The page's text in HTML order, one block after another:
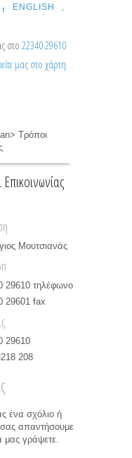
στο 22340 29610
μας στο χάρτη
ENGLISH
Μουτσιανάς
29610 τηλέφωνο
29601 fax
29610
208
ένα σχόλιο ή
σας απαντήσουμε
μας γράψετε.